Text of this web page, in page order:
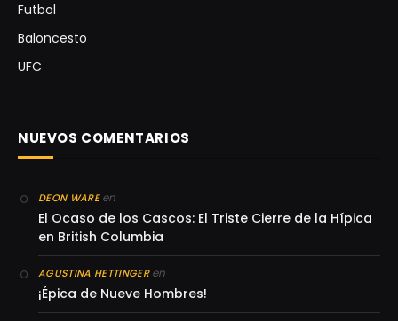
Futbol
Baloncesto
UFC
NUEVOS COMENTARIOS
DEON WAREen
El Ocaso de los Cascos: El Triste Cierre de la Hípica
en British Columbia
AGUSTINA HETTINGERen
¡Épica de Nueve Hombres!